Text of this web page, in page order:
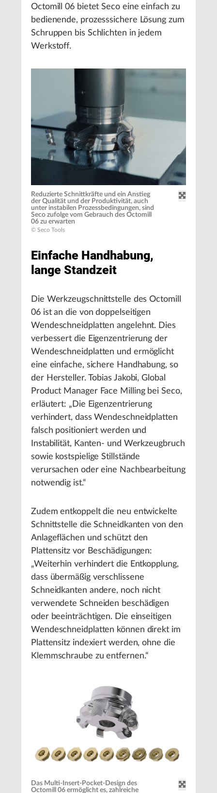
Octomill 06 bietet Seco eine einfach zu
bedienende, prozesssichere Lösung zum
Schruppen bis Schlichten in jedem
Werkstoff.
Reduzierte Schnittkräfte und ein Anstieg
der Qualität und der Produktivität, auch
unter instabilen Prozessbedingungen, sind
Seco zufolge vom Gebrauch des Octomill
06 zu erwarten
© Seco Tools
Einfache Handhabung,
lange Standzeit
Die Werkzeugschnittstelle des Octomill
06 ist an die von doppelseitigen
Wendeschneidplatten angelehnt. Dies
verbessert die Eigenzentrierung der
Wendeschneidplatten und ermöglicht
eine einfache, sichere Handhabung, so
der Hersteller. Tobias Jakobi, Global
Product Manager Face Milling bei Seco,
erläutert: „Die Eigenzentrierung
verhindert, dass Wendeschneidplatten
falsch positioniert werden und
Instabilität, Kanten- und Werkzeugbruch
sowie kostspielige Stillstände
verursachen oder eine Nachbearbeitung
notwendig ist.“
Zudem entkoppelt die neu entwickelte
Schnittstelle die Schneidkanten von den
Anlageflächen und schützt den
Plattensitz vor Beschädigungen:
„Weiterhin verhindert die Entkopplung,
dass übermäßig verschlissene
Schneidkanten andere, noch nicht
verwendete Schneiden beschädigen
oder beeinträchtigen. Die einseitigen
Wendeschneidplatten können direkt im
Plattensitz indexiert werden, ohne die
Klemmschraube zu entfernen.“
Das Multi-Insert-Pocket-Design des
Octomill 06 ermöglicht es, zahlreiche